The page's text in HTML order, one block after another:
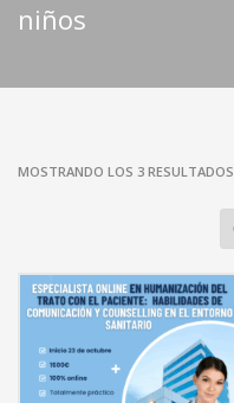
niños
MOSTRANDO LOS 3 RESULTADOS